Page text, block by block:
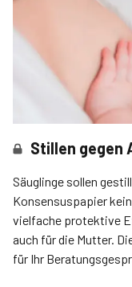
Stillen gegen
Säuglinge sollen
Konsensuspapier
vielfache protektive
auch für die Mutter.
für Ihr